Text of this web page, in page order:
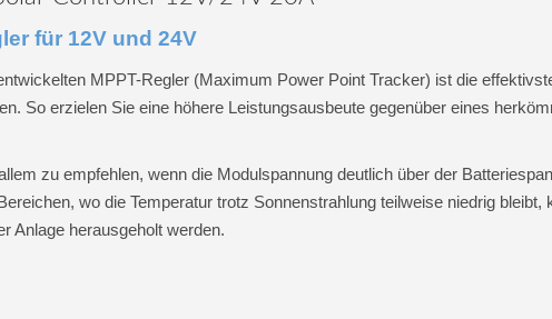
für 12V und 24V
MPPT-Regler (Maximum Power Point Tracker) ist die
So erzielen Sie eine höhere Leistungsausbeute gegenüber eines
zu empfehlen, wenn die Modulspannung deutlich über der
wo die Temperatur trotz Sonnenstrahlung teilweise niedrig
Anlage herausgeholt werden.